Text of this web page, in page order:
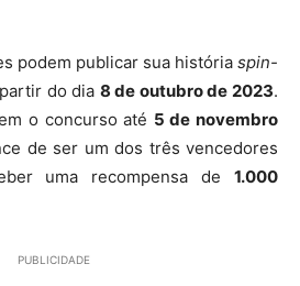
podem publicar sua história spin-
do dia 8 de outubro de 2023.
o concurso até 5 de novembro
de ser um dos três vencedores
uma recompensa de 1.000
PUBLICIDADE